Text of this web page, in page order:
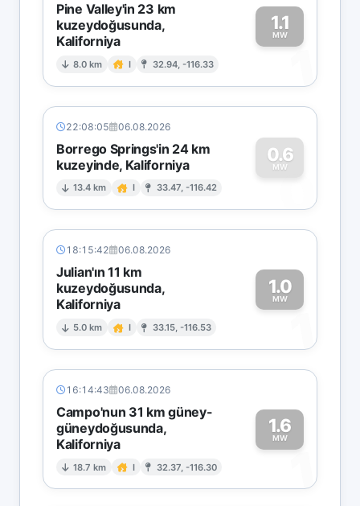
Pine Valley'in 23 km
kuzeydoğusunda,
Kaliforniya
8.0 km I 32.94, -116.33
1.1
MW
1
22:08:05 06.08.2026
Borrego Springs'in 24 km
kuzeyinde, Kaliforniya
13.4 km I 33.47, -116.42
0.6
MW
0
18:15:42 06.08.2026
Julian'ın 11 km
kuzeydoğusunda,
Kaliforniya
5.0 km I 33.15, -116.53
1.0
MW
1
16:14:43 06.08.2026
Campo'nun 31 km güney-
güneydoğusunda,
Kaliforniya
18.7 km I 32.37, -116.30
1.6
MW
1